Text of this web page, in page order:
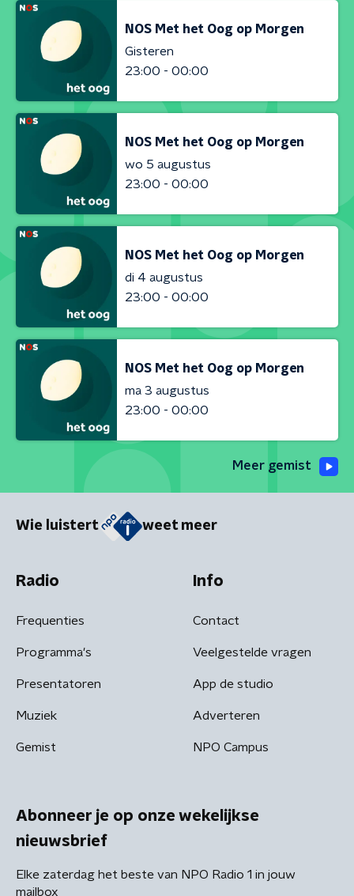
NOS Met het Oog op Morgen
Gisteren
23:00 - 00:00
NOS Met het Oog op Morgen
wo 5 augustus
23:00 - 00:00
NOS Met het Oog op Morgen
di 4 augustus
23:00 - 00:00
NOS Met het Oog op Morgen
ma 3 augustus
23:00 - 00:00
Meer gemist
Wie luistert weet meer
Radio
Frequenties
Programma's
Presentatoren
Muziek
Gemist
Info
Contact
Veelgestelde vragen
App de studio
Adverteren
NPO Campus
Abonneer je op onze wekelijkse
nieuwsbrief
Elke zaterdag het beste van NPO Radio 1 in jouw
mailbox